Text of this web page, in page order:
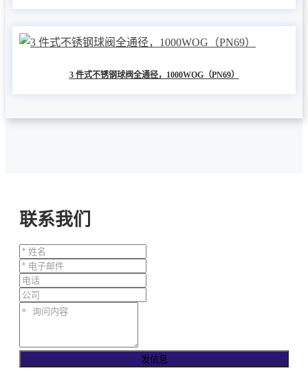
3 件式不锈钢球阀全通径，1000WOG（PN69）
联系我们
发信息